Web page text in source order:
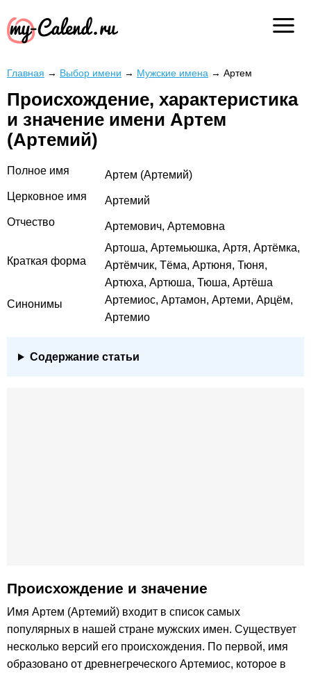
Главная → Выбор имени → Мужские имена → Артем
Происхождение, характеристика
и значение имени Артем
(Артемий)
Полное имя
Артем (Артемий)
Церковное имя
Артемий
Отчество
Артемович, Артемовна
Краткая форма
Артоша, Артемьюшка, Артя, Артёмка,
Артёмчик, Тёма, Артюня, Тюня,
Артюха, Артюша, Тюша, Артёша
Синонимы
Артемиос, Артамон, Артеми, Арцём,
Артемио
Содержание статьи
Происхождение и значение
Имя Артем (Артемий) входит в список самых
популярных в нашей стране мужских имен. Существует
несколько версий его происхождения. По первой, имя
образовано от древнегреческого Артемиос, которое в